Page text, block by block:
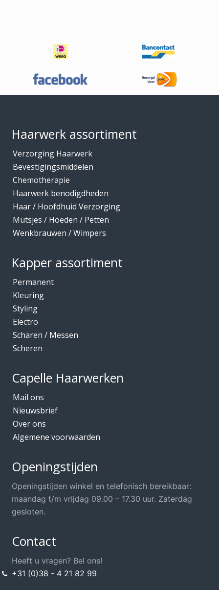
Haarwerk assortiment
Verzorging Haarwerk
Bevestigingsmiddelen
Chemotherapie
Haarwerk benodigdheden
Haar / Hoofdhuid Verzorging
Mutsjes / Hoeden / Petten
Wenkbrauwen / Wimpers
Kapper assortiment
Permanent
Kleuring
Styling
Electro
Scharen / Messen
Scheren
Capelle Haarwerken
Mail ons
Nieuwsbrief
Over ons
Algemene voorwaarden
Openingstijden
Openingstijden winkel en telefonisch bereikbaar:
maandag t/m vrijdag 09.00 – 17.30 uur. Zaterdag
gesloten.
Contact
Heeft u vragen? Bel ons!
+31 (0)38 - 4 21 82 99